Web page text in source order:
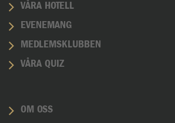
VÅRA HOTELL
EVENEMANG
MEDLEMSKLUBBEN
VÅRA QUIZ
OM OSS